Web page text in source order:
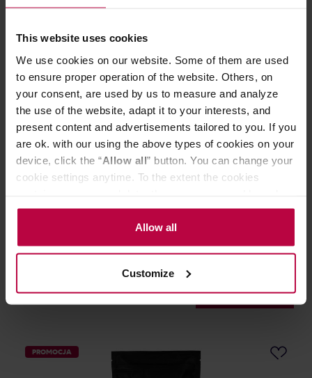
This website uses cookies
We use cookies on our website. Some of them are used
to ensure proper operation of the website. Others, on
your consent, are used by us to measure and analyze
the use of the website, adapt it to your interests, and
present content and advertisements tailored to you. If you
are ok. with our using the above types of cookies on your
device, click the “Allow all” button. You can change your
cookie settings anytime. To the extent the cookies
the controller’s (namely, ALL GOOD S.A., ul.
Mazowiecka 24I/U9, 78-100 Kołobrzeg) or third parties’
legitimate interests which are to ensure a high quality of
activities of the controller and authorized entities. More
information about cookies and the personal data
processing, including your rights, can be found in the
Allow all
Customize
Producent: AUDUN COFFEE
Data palenia: 28.07.2026
89,00 zł
PROMOCJA